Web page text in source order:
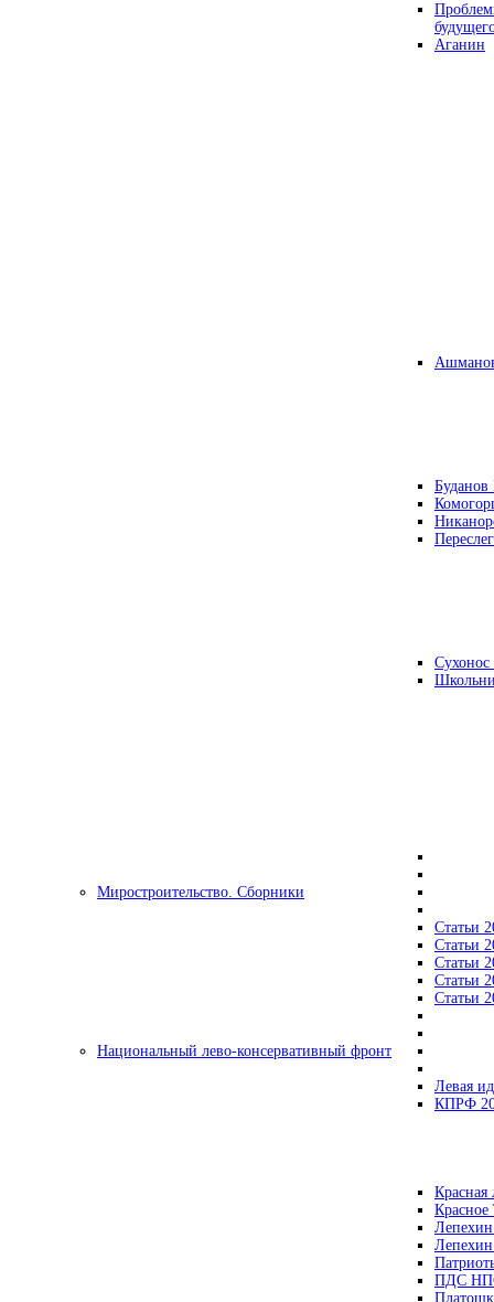
Аганин
Буданов
Миростроительство. Сборники
Статьи
Статьи
Статьи
Статьи
Статьи
Национальный лево-консервативный фронт
Левая
КПРФ
Красная
ПДС